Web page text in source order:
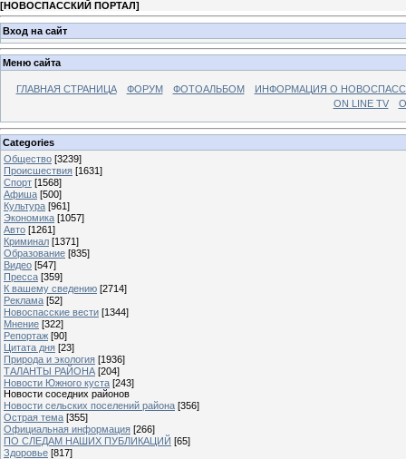
[НОВОСПАССКИЙ ПОРТАЛ]
Вход на сайт
Меню сайта
ГЛАВНАЯ СТРАНИЦА ФОРУМ ФОТОАЛЬБОМ
ИНФОРМАЦИЯ О
ON LINE TV
Categories
Общество [3239]
Происшествия [1631]
Спорт [1568]
Афиша [500]
Культура [961]
Экономика [1057]
Авто [1261]
Криминал [1371]
Образование [835]
Видео [547]
Пресса [359]
К вашему сведению [2714]
Реклама [52]
Новоспасские вести [1344]
Мнение [322]
Репортаж [90]
Цитата дня [23]
Природа и экология [1936]
ТАЛАНТЫ РАЙОНА [204]
Новости Южного куста [243]
Новости соседних районов
Новости сельских поселений района [356]
Острая тема [355]
Официальная информация [266]
ПО СЛЕДАМ НАШИХ ПУБЛИКАЦИЙ [65]
Здоровье [817]